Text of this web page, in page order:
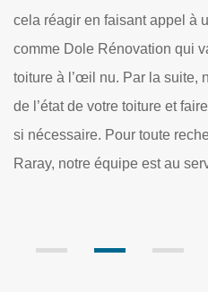
votre
eau
à
toiture, l’équipe
chez Dole Rénovation
chaque demande.
de matériaux et tout
place d’une
faisons la recherche